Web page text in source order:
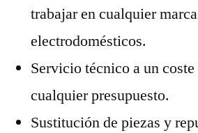
trabajar en cualquier
electrodomésticos.
Servicio técnico a un
cualquier presupuesto.
Sustitución de piezas y